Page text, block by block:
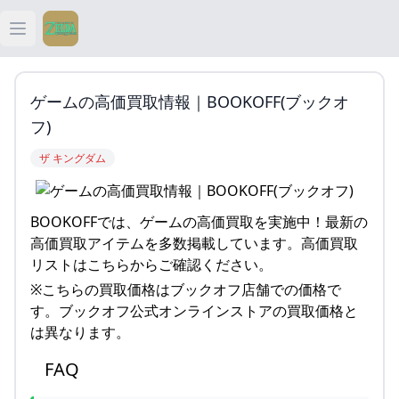
Open main menu
ティアキン
ティアキン 攻略
ゲームの高価買取情報｜BOOKOFF(ブックオ
フ)
ザ キングダム
BOOKOFFでは、ゲームの高価買取を実施中！最新の
高価買取アイテムを多数掲載しています。高価買取
リストはこちらからご確認ください。
※こちらの買取価格はブックオフ店舗での価格で
す。ブックオフ公式オンラインストアの買取価格と
は異なります。
FAQ